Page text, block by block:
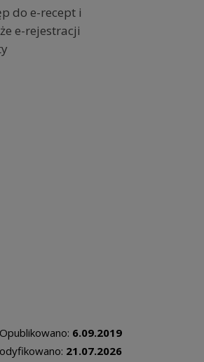
do e-recept i
e-rejestracji
Opublikowano: 6.09.2019
21.07.2026